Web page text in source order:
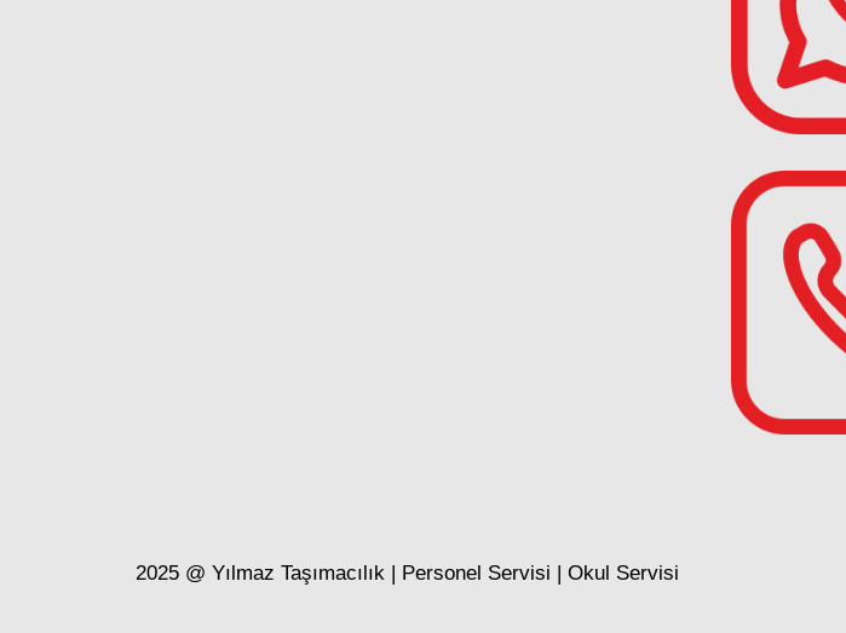
2025 @ Yılmaz Taşımacılık | Personel Servisi | Okul Servisi